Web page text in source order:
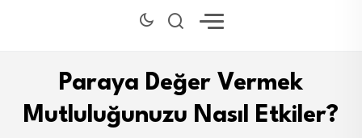
Paraya Değer Vermek
Mutluluğunuzu Nasıl Etkiler?